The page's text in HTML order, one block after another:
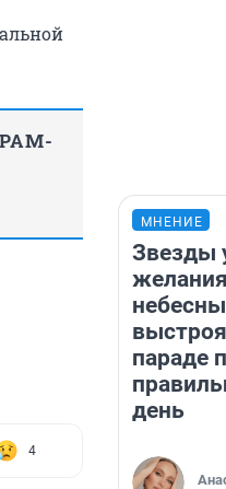
4
МНЕНИЕ
Звезды
параде
день